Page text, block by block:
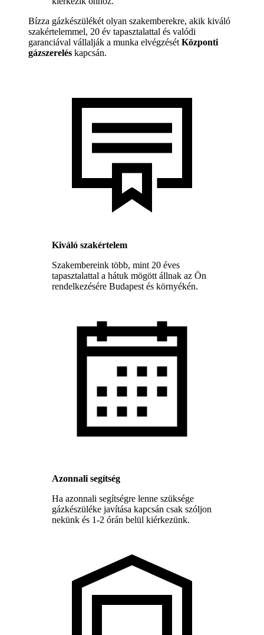
Bízza gázkészülékét olyan szakemberekre, akik kiváló
szakértelemmel, 20 év tapasztalattal és valódi
garanciával vállalják a munka elvégzését Központi
gázszerelés kapcsán.
Kiváló szakértelem
Szakembereink több, mint 20 éves
tapasztalattal a hátuk mögött állnak az Ön
rendelkezésére Budapest és környékén.
Azonnali segítség
Ha azonnali segítségre lenne szüksége
gázkészüléke javítása kapcsán csak szóljon
nekünk és 1-2 órán belül kiérkezünk.